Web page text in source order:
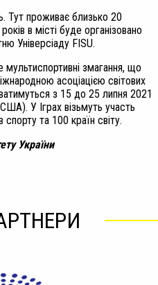
Тут проживає близько 20
в місті буде організовано
Універсіаду FISU.
змагання, що
асоціацією світових
з 15 до 25 липня 2021
У Іграх візьмуть участь
та 100 країн світу.
України